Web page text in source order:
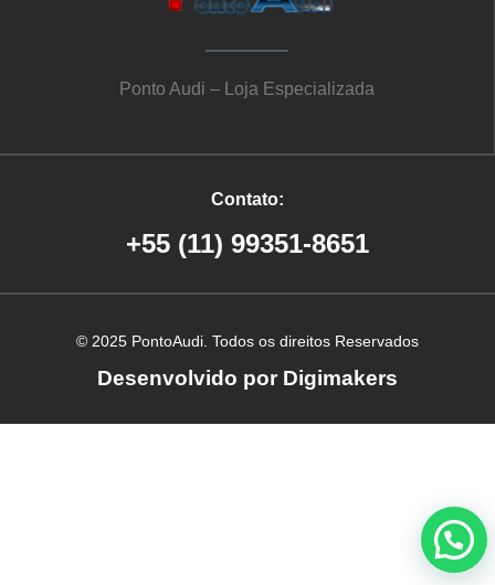
Ponto Audi – Loja Especializada
Contato:
+55 (11) 99351-8651
© 2025 PontoAudi. Todos os direitos Reservados
Desenvolvido por Digimakers